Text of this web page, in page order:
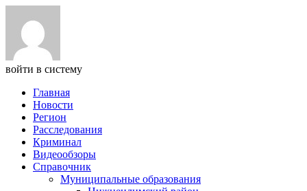
войти в систему
Главная
Новости
Регион
Расследования
Криминал
Видеообзоры
Справочник
Муниципальные образования